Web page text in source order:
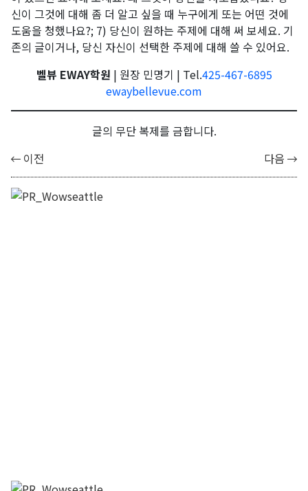
신이 그것에 대해 좀 더 알고 싶을 때 누구에게 또는 어떤 것에
도움을 청했나요?; 7) 당신이 원하는 주제에 대해 써 보세요. 기
존의 글이거나, 당신 자신이 선택한 주제에 대해 쓸 수 있어요.
벨뷰 EWAY학원 | 원장 민명기 | Tel.425-467-6895
ewaybellevue.com
글의 무단 복제를 금합니다.
이전
다음